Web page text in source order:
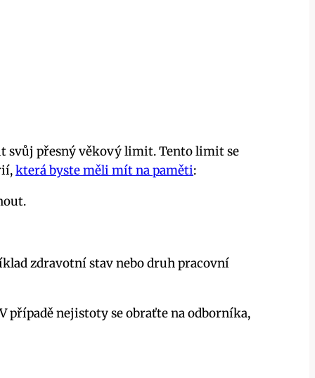
svůj přesný věkový limit. Tento limit se
která byste měli mít na paměti:
zdravotní stav nebo druh pracovní
případě nejistoty se obraťte na odborníka,